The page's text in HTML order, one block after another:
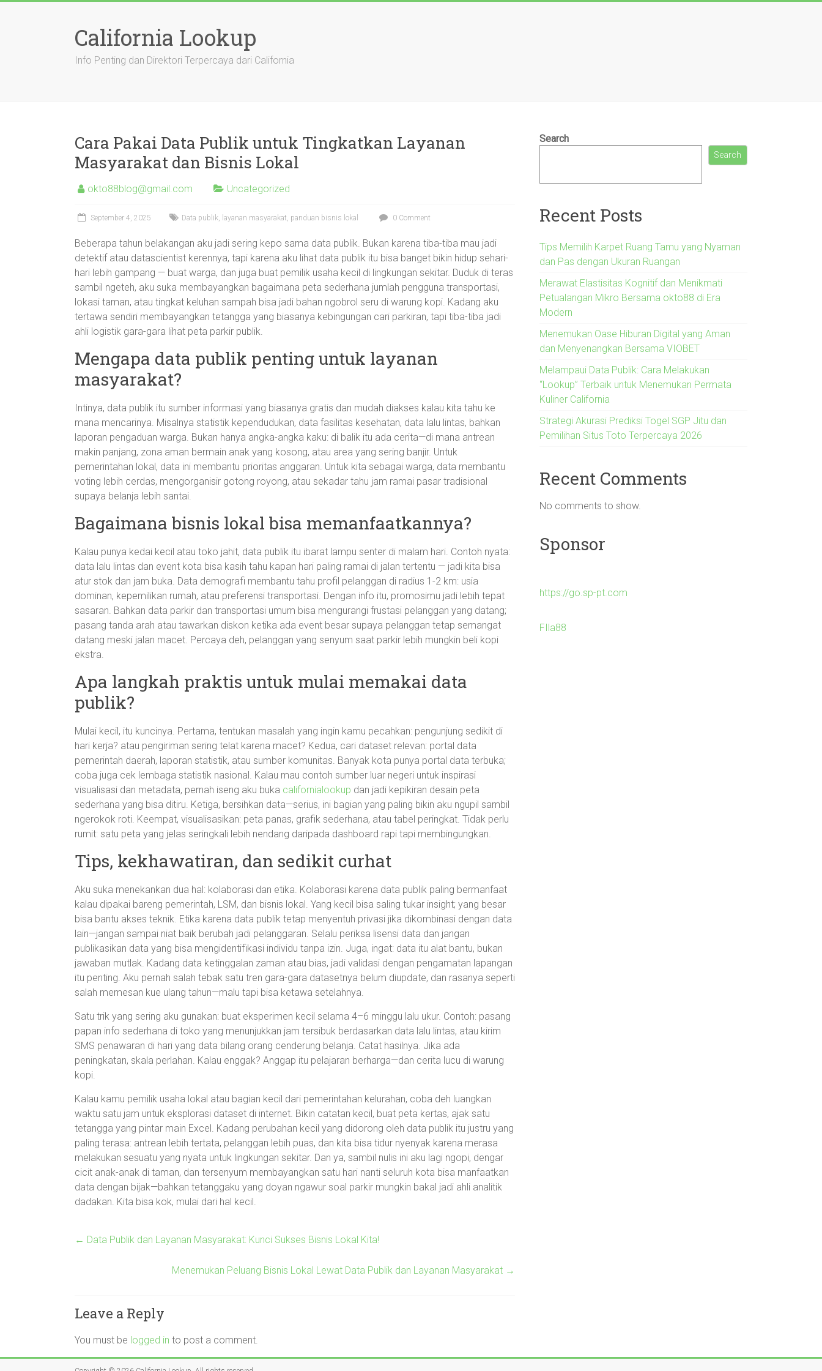
California Lookup
Info Penting dan Direktori Terpercaya dari California
Cara Pakai Data Publik untuk Tingkatkan Layanan
Masyarakat dan Bisnis Lokal
okto88blog@gmail.com Uncategorized
September 4, 2025 Data publik, layanan masyarakat, panduan bisnis lokal 0 Comment
Beberapa tahun belakangan aku jadi sering kepo sama data publik. Bukan karena tiba-tiba mau jadi
detektif atau datascientist kerennya, tapi karena aku lihat data publik itu bisa banget bikin hidup sehari-
hari lebih gampang — buat warga, dan juga buat pemilik usaha kecil di lingkungan sekitar. Duduk di teras
sambil ngeteh, aku suka membayangkan bagaimana peta sederhana jumlah pengguna transportasi,
lokasi taman, atau tingkat keluhan sampah bisa jadi bahan ngobrol seru di warung kopi. Kadang aku
tertawa sendiri membayangkan tetangga yang biasanya kebingungan cari parkiran, tapi tiba-tiba jadi
ahli logistik gara-gara lihat peta parkir publik.
Mengapa data publik penting untuk layanan
masyarakat?
Intinya, data publik itu sumber informasi yang biasanya gratis dan mudah diakses kalau kita tahu ke
mana mencarinya. Misalnya statistik kependudukan, data fasilitas kesehatan, data lalu lintas, bahkan
laporan pengaduan warga. Bukan hanya angka-angka kaku: di balik itu ada cerita—di mana antrean
makin panjang, zona aman bermain anak yang kosong, atau area yang sering banjir. Untuk
pemerintahan lokal, data ini membantu prioritas anggaran. Untuk kita sebagai warga, data membantu
voting lebih cerdas, mengorganisir gotong royong, atau sekadar tahu jam ramai pasar tradisional
supaya belanja lebih santai.
Bagaimana bisnis lokal bisa memanfaatkannya?
Kalau punya kedai kecil atau toko jahit, data publik itu ibarat lampu senter di malam hari. Contoh nyata:
data lalu lintas dan event kota bisa kasih tahu kapan hari paling ramai di jalan tertentu — jadi kita bisa
atur stok dan jam buka. Data demografi membantu tahu profil pelanggan di radius 1-2 km: usia
dominan, kepemilikan rumah, atau preferensi transportasi. Dengan info itu, promosimu jadi lebih tepat
sasaran. Bahkan data parkir dan transportasi umum bisa mengurangi frustasi pelanggan yang datang;
pasang tanda arah atau tawarkan diskon ketika ada event besar supaya pelanggan tetap semangat
datang meski jalan macet. Percaya deh, pelanggan yang senyum saat parkir lebih mungkin beli kopi
ekstra.
Apa langkah praktis untuk mulai memakai data
publik?
Mulai kecil, itu kuncinya. Pertama, tentukan masalah yang ingin kamu pecahkan: pengunjung sedikit di
hari kerja? atau pengiriman sering telat karena macet? Kedua, cari dataset relevan: portal data
pemerintah daerah, laporan statistik, atau sumber komunitas. Banyak kota punya portal data terbuka;
coba juga cek lembaga statistik nasional. Kalau mau contoh sumber luar negeri untuk inspirasi
visualisasi dan metadata, pernah iseng aku buka californialookup dan jadi kepikiran desain peta
sederhana yang bisa ditiru. Ketiga, bersihkan data—serius, ini bagian yang paling bikin aku ngupil sambil
ngerokok roti. Keempat, visualisasikan: peta panas, grafik sederhana, atau tabel peringkat. Tidak perlu
rumit: satu peta yang jelas seringkali lebih nendang daripada dashboard rapi tapi membingungkan.
Tips, kekhawatiran, dan sedikit curhat
Aku suka menekankan dua hal: kolaborasi dan etika. Kolaborasi karena data publik paling bermanfaat
kalau dipakai bareng pemerintah, LSM, dan bisnis lokal. Yang kecil bisa saling tukar insight; yang besar
bisa bantu akses teknik. Etika karena data publik tetap menyentuh privasi jika dikombinasi dengan data
lain—jangan sampai niat baik berubah jadi pelanggaran. Selalu periksa lisensi data dan jangan
publikasikan data yang bisa mengidentifikasi individu tanpa izin. Juga, ingat: data itu alat bantu, bukan
jawaban mutlak. Kadang data ketinggalan zaman atau bias, jadi validasi dengan pengamatan lapangan
itu penting. Aku pernah salah tebak satu tren gara-gara datasetnya belum diupdate, dan rasanya seperti
salah memesan kue ulang tahun—malu tapi bisa ketawa setelahnya.
Satu trik yang sering aku gunakan: buat eksperimen kecil selama 4–6 minggu lalu ukur. Contoh: pasang
papan info sederhana di toko yang menunjukkan jam tersibuk berdasarkan data lalu lintas, atau kirim
SMS penawaran di hari yang data bilang orang cenderung belanja. Catat hasilnya. Jika ada
peningkatan, skala perlahan. Kalau enggak? Anggap itu pelajaran berharga—dan cerita lucu di warung
kopi.
Kalau kamu pemilik usaha lokal atau bagian kecil dari pemerintahan kelurahan, coba deh luangkan
waktu satu jam untuk eksplorasi dataset di internet. Bikin catatan kecil, buat peta kertas, ajak satu
tetangga yang pintar main Excel. Kadang perubahan kecil yang didorong oleh data publik itu justru yang
paling terasa: antrean lebih tertata, pelanggan lebih puas, dan kita bisa tidur nyenyak karena merasa
melakukan sesuatu yang nyata untuk lingkungan sekitar. Dan ya, sambil nulis ini aku lagi ngopi, dengar
cicit anak-anak di taman, dan tersenyum membayangkan satu hari nanti seluruh kota bisa manfaatkan
data dengan bijak—bahkan tetanggaku yang doyan ngawur soal parkir mungkin bakal jadi ahli analitik
dadakan. Kita bisa kok, mulai dari hal kecil.
← Data Publik dan Layanan Masyarakat: Kunci Sukses Bisnis Lokal Kita!
Menemukan Peluang Bisnis Lokal Lewat Data Publik dan Layanan Masyarakat →
Leave a Reply
You must be logged in to post a comment.
Search
Search
Recent Posts
Tips Memilih Karpet Ruang Tamu yang Nyaman
dan Pas dengan Ukuran Ruangan
Merawat Elastisitas Kognitif dan Menikmati
Petualangan Mikro Bersama okto88 di Era
Modern
Menemukan Oase Hiburan Digital yang Aman
dan Menyenangkan Bersama VIOBET
Melampaui Data Publik: Cara Melakukan
“Lookup” Terbaik untuk Menemukan Permata
Kuliner California
Strategi Akurasi Prediksi Togel SGP Jitu dan
Pemilihan Situs Toto Terpercaya 2026
Recent Comments
No comments to show.
Sponsor
https://go.sp-pt.com
FIla88